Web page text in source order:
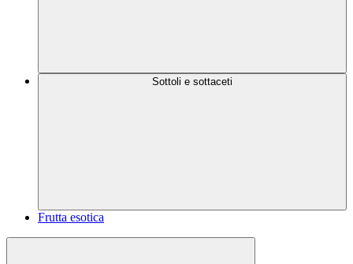
Sottoli e sottaceti
Frutta esotica